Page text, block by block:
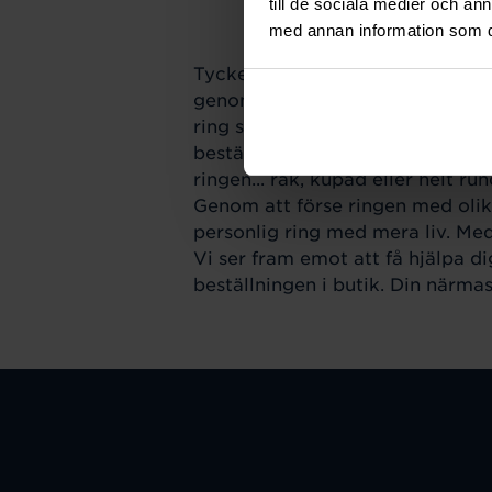
till de sociala medier och
med annan information som
Tycke och smak kan verkligen
genom livet. Förutom
ring som är lätt att matcha
bestämmer dig för att den ska
ringen... rak, kupad eller helt
Genom att förse ringen med
personlig ring med mera liv.
Vi ser fram emot att få hjälpa
beställningen i butik. Din